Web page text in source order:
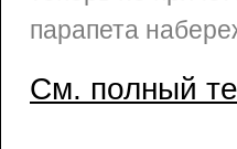
парапета
См. полный